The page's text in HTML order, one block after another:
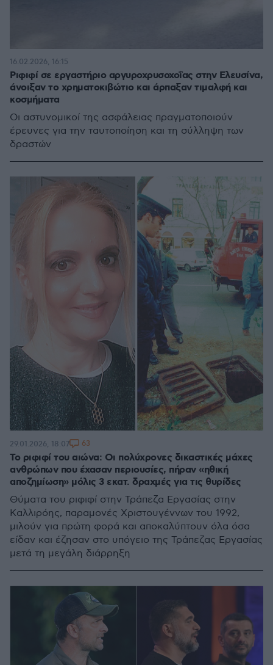
Ριφιφί σε εργαστήριο αργυροχρυσοχοΐας στην Ελευσίνα,
άνοιξαν το χρηματοκιβώτιο και άρπαξαν τιμαλφή και
κοσμήματα
Οι αστυνομικοί της ασφάλειας πραγματοποιούν
έρευνες για την ταυτοποίηση και τη σύλληψη των
δραστών
16.02.2026, 16:15
Το ριφιφί του αιώνα: Οι πολύχρονες δικαστικές μάχες
ανθρώπων που έχασαν περιουσίες, πήραν «ηθική
αποζημίωση» μόλις 3 εκατ. δραχμές για τις θυρίδες
Θύματα του ριφιφί στην Τράπεζα Εργασίας στην
Καλλιρόης, παραμονές Χριστουγέννων του 1992,
μιλούν για πρώτη φορά και αποκαλύπτουν όλα όσα
είδαν και έζησαν στο υπόγειο της Τράπεζας Εργασίας
μετά τη μεγάλη διάρρηξη
29.01.2026, 18:07 63